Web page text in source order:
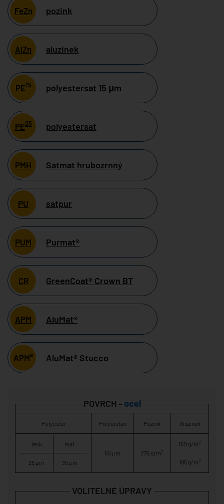
FeZn pozink
AlZn aluzinek
PE15 polyestersat 15 μm
PE25 polyestersat
PMH Satmat hrubozrnný
PU satpur
PUM Purmat®
CR GreenCoat® Crown BT
APM AluMat®
APMs AluMat® Stucco
POVRCH - ocel
Polyester Polyuretan Pozink Aluzinek
lesk mat
25 µm 35 µm
50 µm 275 g/m2
150 g/m2
185 g/m2
VOLITELNÉ ÚPRAVY